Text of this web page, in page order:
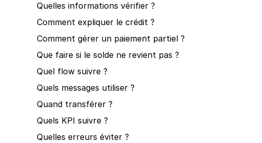
Quelles informations vérifier ?
Comment expliquer le crédit ?
Comment gérer un paiement partiel ?
Que faire si le solde ne revient pas ?
Quel flow suivre ?
Quels messages utiliser ?
Quand transférer ?
Quels KPI suivre ?
Quelles erreurs éviter ?